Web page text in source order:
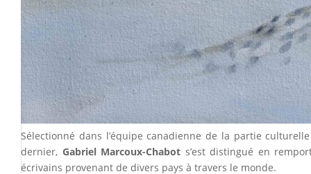
Sélectionné dans l’équipe canadienne de la partie
dernier, Gabriel Marcoux-Chabot s’est distingué en
écrivains provenant de divers pays à travers le monde.